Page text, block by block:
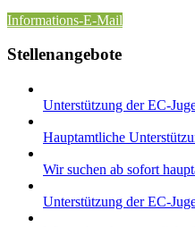
Informations-E-Mail
Stellenangebote
Unterstützung der EC-
Hauptamtliche
Wir suchen ab sofort
Unterstützung der EC-